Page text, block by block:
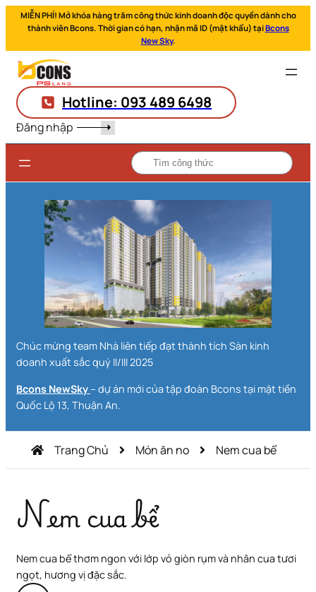
MIỄN PHÍ! Mở khóa hàng trăm công thức kinh doanh độc quyền dành cho
thành viên Bcons. Thời gian có hạn, nhận mã ID (mật khẩu) tạiBcons
New Sky.
Hotline: 093 489 6498
Đăng nhập
Chúc mừng team Nhà liên tiếp đạt thành tích Sàn kinh
doanh xuất sắc quý II/III 2025
Bcons NewSky– dự án mới của tập đoàn Bcons tại mặt tiền
Quốc Lộ 13, Thuận An.
Trang Chủ Món ăn no Nem cua bể
Nem cua bể
Nem cua bể thơm ngon với lớp vỏ giòn rụm và nhân cua tươi
ngọt, hương vị đặc sắc.